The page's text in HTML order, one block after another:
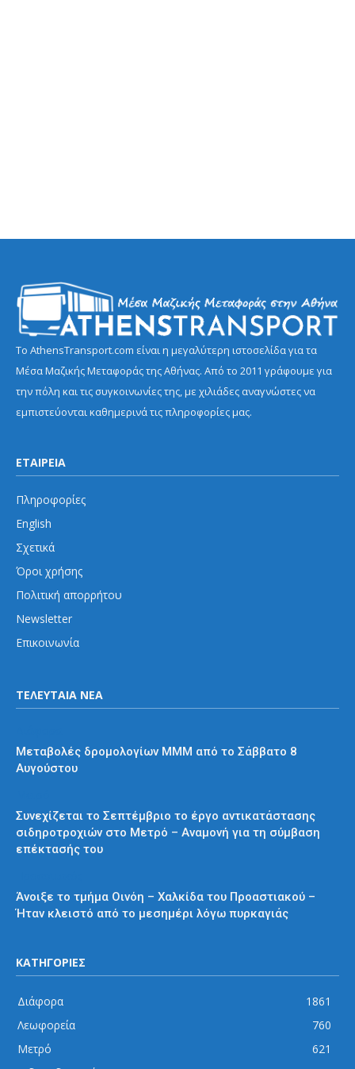
Το AthensTransport.com είναι η μεγαλύτερη ιστοσελίδα για τα
Μέσα Μαζικής Μεταφοράς της Αθήνας. Από το 2011 γράφουμε για
την πόλη και τις συγκοινωνίες της, με χιλιάδες αναγνώστες να
εμπιστεύονται καθημερινά τις πληροφορίες μας.
ΕΤΑΙΡΕΙΑ
Πληροφορίες
English
Σχετικά
Όροι χρήσης
Πολιτική απορρήτου
Newsletter
Επικοινωνία
ΤΕΛΕΥΤΑΙΑ ΝΕΑ
Μεταβολές δρομολογίων ΜΜΜ από το Σάββατο 8
Αυγούστου
Συνεχίζεται το Σεπτέμβριο το έργο αντικατάστασης
σιδηροτροχιών στο Μετρό – Αναμονή για τη σύμβαση
επέκτασής του
Άνοιξε το τμήμα Οινόη – Χαλκίδα του Προαστιακού –
Ήταν κλειστό από το μεσημέρι λόγω πυρκαγιάς
ΚΑΤΗΓΟΡΙΕΣ
Διάφορα
1861
Λεωφορεία
760
Μετρό
621